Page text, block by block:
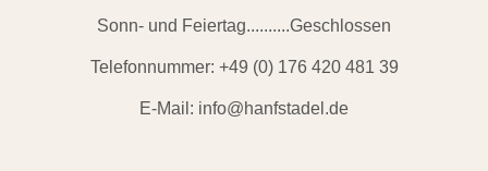
Sonn- und Feiertag..........Geschlossen
Telefonnummer: +49 (0) 176 420 481 39
E-Mail: info@hanfstadel.de